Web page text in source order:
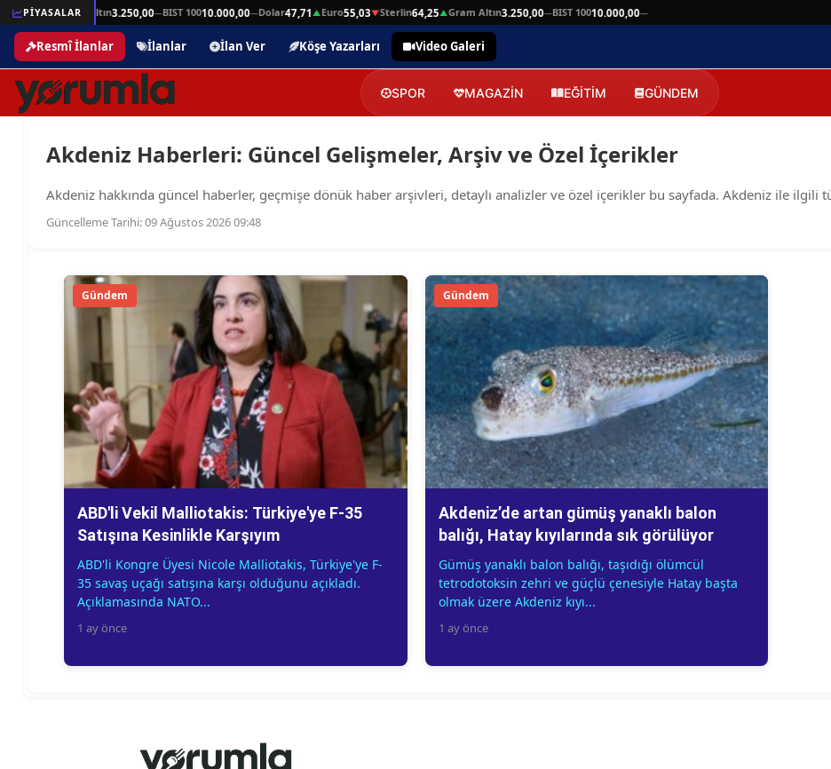
PİYASALAR
64,25▲Gram Altın3.250,00—BIST 10010.000,00—Dolar47,71▲Euro55,03▼Sterlin64,25▲Gram Altın3.250,00—BIST 10010.000,00—
Resmî İlanlar İlanlar İlan Ver Köşe Yazarları Video Galeri
SPOR MAGAZİN EĞİTİM GÜNDEM
Akdeniz Haberleri: Güncel Gelişmeler, Arşiv ve Özel İçerikler
Akdeniz hakkında güncel haberler, geçmişe dönük haber arşivleri, detaylı analizler ve özel içerikler bu sayfada. Akdeniz ile ilgili
Güncelleme Tarihi: 09 Ağustos 2026 09:48
Gündem
ABD'li Vekil Malliotakis: Türkiye'ye F-35
Satışına Kesinlikle Karşıyım
ABD'li Kongre Üyesi Nicole Malliotakis, Türkiye'ye F-
35 savaş uçağı satışına karşı olduğunu açıkladı.
Açıklamasında NATO...
1 ay önce
Gündem
Akdeniz’de artan gümüş yanaklı balon
balığı, Hatay kıyılarında sık görülüyor
Gümüş yanaklı balon balığı, taşıdığı ölümcül
tetrodotoksin zehri ve güçlü çenesiyle Hatay başta
olmak üzere Akdeniz kıyı...
1 ay önce